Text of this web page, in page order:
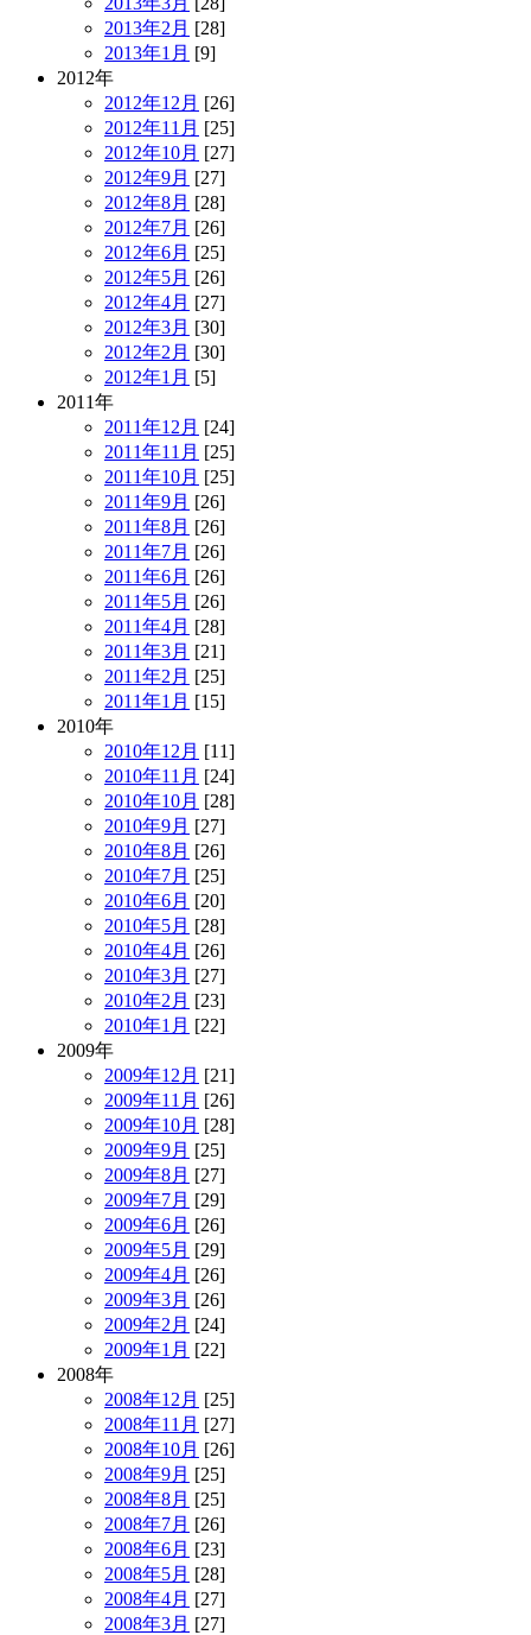
2013年2月 [28]
2013年1月 [9]
2012年
2012年12月 [26]
2012年11月 [25]
2012年10月 [27]
2012年9月 [27]
2012年8月 [28]
2012年7月 [26]
2012年6月 [25]
2012年5月 [26]
2012年4月 [27]
2012年3月 [30]
2012年2月 [30]
2012年1月 [5]
2011年
2011年12月 [24]
2011年11月 [25]
2011年10月 [25]
2011年9月 [26]
2011年8月 [26]
2011年7月 [26]
2011年6月 [26]
2011年5月 [26]
2011年4月 [28]
2011年3月 [21]
2011年2月 [25]
2011年1月 [15]
2010年
2010年12月 [11]
2010年11月 [24]
2010年10月 [28]
2010年9月 [27]
2010年8月 [26]
2010年7月 [25]
2010年6月 [20]
2010年5月 [28]
2010年4月 [26]
2010年3月 [27]
2010年2月 [23]
2010年1月 [22]
2009年
2009年12月 [21]
2009年11月 [26]
2009年10月 [28]
2009年9月 [25]
2009年8月 [27]
2009年7月 [29]
2009年6月 [26]
2009年5月 [29]
2009年4月 [26]
2009年3月 [26]
2009年2月 [24]
2009年1月 [22]
2008年
2008年12月 [25]
2008年11月 [27]
2008年10月 [26]
2008年9月 [25]
2008年8月 [25]
2008年7月 [26]
2008年6月 [23]
2008年5月 [28]
2008年4月 [27]
2008年3月 [27]